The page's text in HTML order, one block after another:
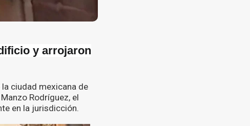
y arrojaron
ciudad mexicana de
Rodríguez, el
en la jurisdicción.